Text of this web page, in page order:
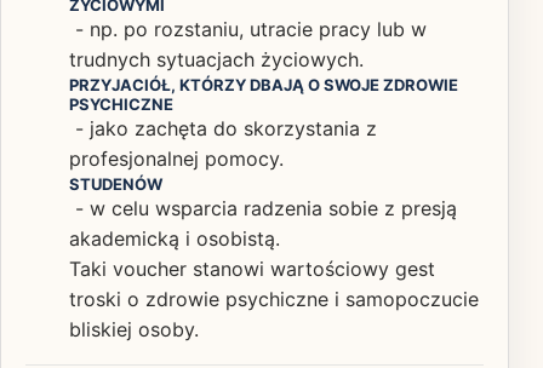
ŻYCIOWYMI
- np. po rozstaniu, utracie pracy lub w
trudnych sytuacjach życiowych.
PRZYJACIÓŁ, KTÓRZY DBAJĄ O SWOJE ZDROWIE
PSYCHICZNE
- jako zachęta do skorzystania z
profesjonalnej pomocy.
STUDENÓW
- w celu wsparcia radzenia sobie z presją
akademicką i osobistą.
Taki voucher stanowi wartościowy gest
troski o zdrowie psychiczne i samopoczucie
bliskiej osoby.